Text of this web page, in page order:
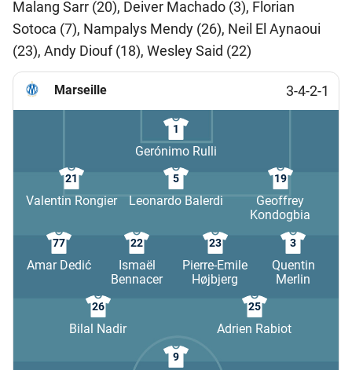
Malang Sarr (20), Deiver Machado (3), Florian
Sotoca (7), Nampalys Mendy (26), Neil El Aynaoui
(23), Andy Diouf (18), Wesley Said (22)
Marseille 3-4-2-1
1
Gerónimo Rulli
21
Valentin Rongier
5
Leonardo Balerdi
19
Geoffrey
Kondogbia
77
Amar Dedić
22
Ismaël
Bennacer
23
Pierre-Emile
Højbjerg
3
Quentin
Merlin
26
Bilal Nadir
25
Adrien Rabiot
9